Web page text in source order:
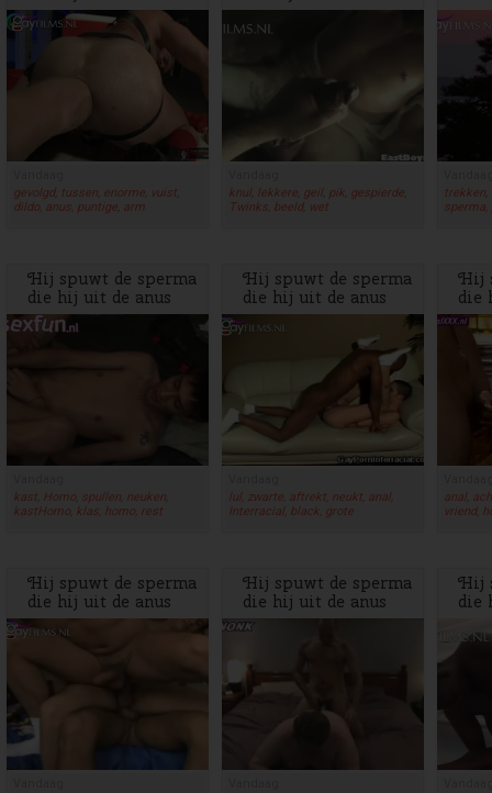
heeft geslurpt in de
mond van zijn vriend
gevolgd, tussen, enorme, vuist,
dildo, anus, puntige, arm
heeft geslurpt in de
mond van zijn vriend
knul, lekkere, geil, pik, gespierde,
Twinks, beeld, wet
trekken,
sperma,
Hij spuwt de sperma
die hij uit de anus
heeft geslurpt in de
mond van zijn vriend
kast, Homo, spullen, neuken,
kastHomo, klas, homo, rest
Hij spuwt de sperma
die hij uit de anus
heeft geslurpt in de
mond van zijn vriend
lul, zwarte, aftrekt, neukt, anal,
Interracial, black, grote
Hij
die
anal,
vriend,
Hij spuwt de sperma
die hij uit de anus
heeft geslurpt in de
mond van zijn vriend
Hij spuwt de sperma
die hij uit de anus
heeft geslurpt in de
Hij
die